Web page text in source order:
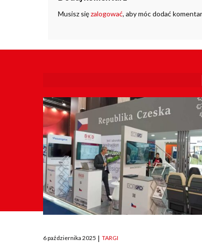
Musisz sięzalogować, aby móc dodać
Posted
on
6 października 2025 | TARGI